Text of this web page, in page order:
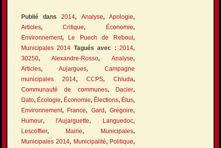
Publié dans2014, Analyse,Apologie,
Articles,Critique, Économie,
Environnement, Le Puech de Reboul,
Municipales 2014 Tagués avec :2014,
30250,Alexandre-Rosso,Analyse,
Articles,Aujargues,Campagne
municipales 2014,CCPS,Chluda,
Communauté de communes, Dacier,
Dato, Écologie, Économie, Élections, Élus,
Environnement, France, Gard,Grégoire,
Humeur, l'Aujarguette, Languedoc,
Lescoffier, Mairie, Municipales,
Municipales 2014, Municipalité, Politique,